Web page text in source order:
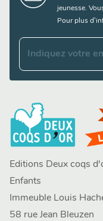
jeunesse.
Pour plus
Indiquez votre
Editions Deux coqs
Enfants
Immeuble Louis
58 rue Jean Bleuzen